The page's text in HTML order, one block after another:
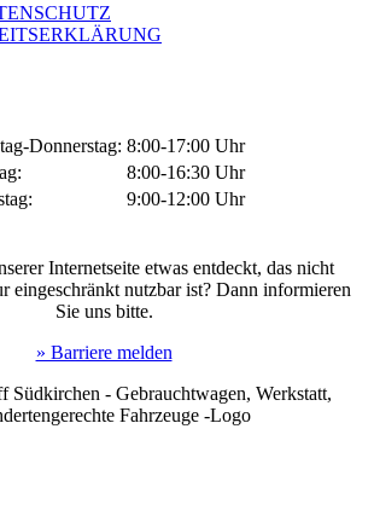
Donnerstag: 8:00-17:00 Uhr
8:00-16:30 Uhr
9:00-12:00 Uhr
Internetseite etwas entdeckt, das nicht
eingeschränkt nutzbar ist? Dann informieren
Sie uns bitte.
» Barriere melden